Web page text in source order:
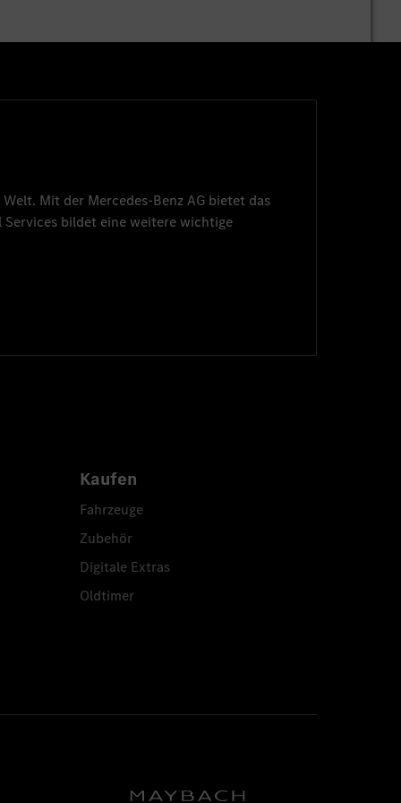
Mit der Mercedes-Benz AG bietet das
Services bildet eine weitere wichtige
Kaufen
Fahrzeuge
Zubehör
Digitale Extras
Oldtimer